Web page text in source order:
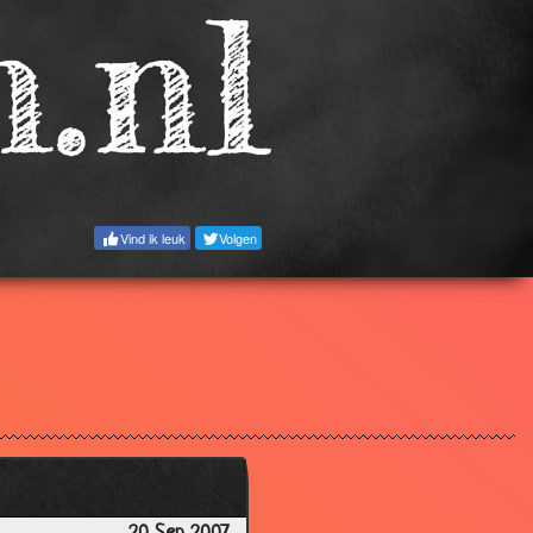
Vind ik leuk Volgen
3.57
3.70
3.64
3.92
3.14
2.99
3.77